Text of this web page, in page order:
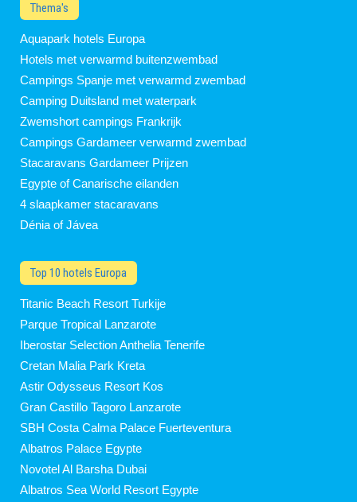
Thema's
Aquapark hotels Europa
Hotels met verwarmd buitenzwembad
Campings Spanje met verwarmd zwembad
Camping Duitsland met waterpark
Zwemshort campings Frankrijk
Campings Gardameer verwarmd zwembad
Stacaravans Gardameer Prijzen
Egypte of Canarische eilanden
4 slaapkamer stacaravans
Dénia of Jávea
Top 10 hotels Europa
Titanic Beach Resort Turkije
Parque Tropical Lanzarote
Iberostar Selection Anthelia Tenerife
Cretan Malia Park Kreta
Astir Odysseus Resort Kos
Gran Castillo Tagoro Lanzarote
SBH Costa Calma Palace Fuerteventura
Albatros Palace Egypte
Novotel Al Barsha Dubai
Albatros Sea World Resort Egypte